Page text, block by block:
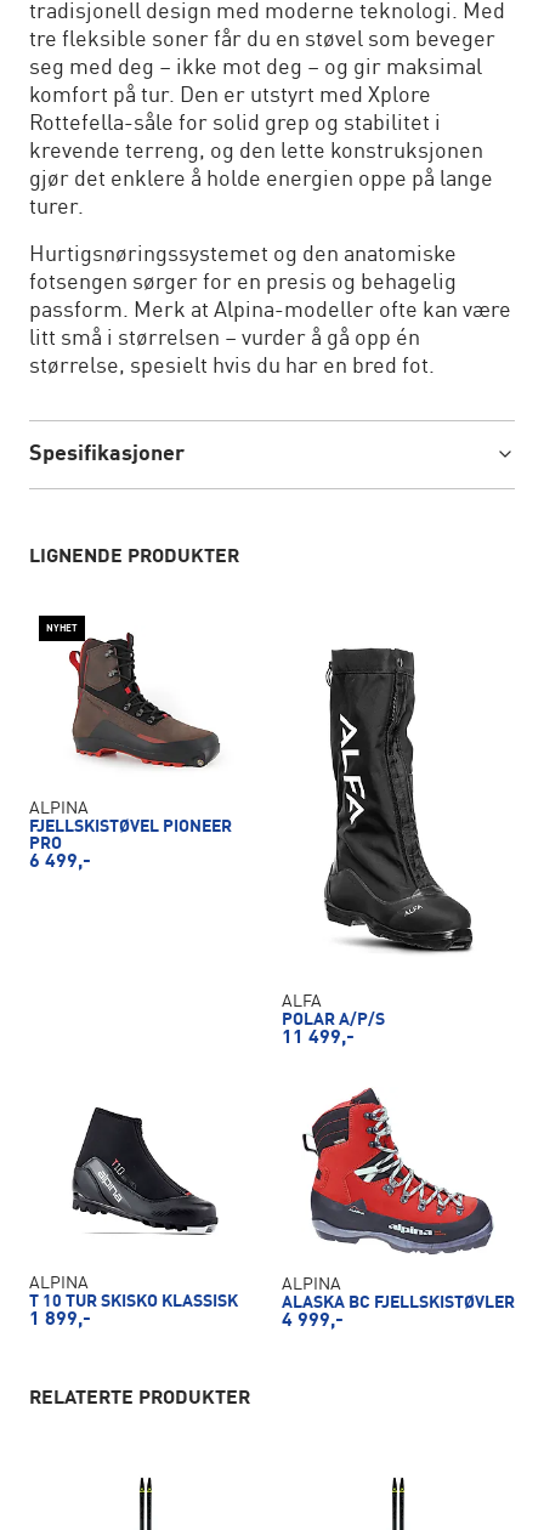
tradisjonell design med moderne teknologi. Med
tre fleksible soner får du en støvel som beveger
seg med deg – ikke mot deg – og gir maksimal
komfort på tur. Den er utstyrt med Xplore
Rottefella-såle for solid grep og stabilitet i
krevende terreng, og den lette konstruksjonen
gjør det enklere å holde energien oppe på lange
turer.
Hurtigsnøringssystemet og den anatomiske
fotsengen sørger for en presis og behagelig
passform. Merk at Alpina-modeller ofte kan være
litt små i størrelsen – vurder å gå opp én
størrelse, spesielt hvis du har en bred fot.
Spesifikasjoner
LIGNENDE PRODUKTER
NYHET
ALPINA
FJELLSKISTØVEL PIONEER
PRO
6 499,-
ALFA
POLAR A/P/S
11 499,-
ALPINA
T 10 TUR SKISKO KLASSISK
1 899,-
ALPINA
ALASKA BC FJELLSKISTØVLER
4 999,-
RELATERTE PRODUKTER